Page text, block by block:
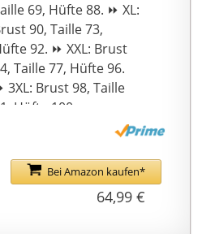
69, Hüfte 88. ⏩ XL:
90, Taille 73,
92. ⏩ XXL: Brust
Taille 77, Hüfte 96.
3XL: Brust 98, Taille
Hüfte 100.
Catwoman Vinyloverall
Reißverschlüssen vom
Kragen bis zum unteren
Rücken. Sexy Damen
Bei Amazon kaufen*
64,99 €